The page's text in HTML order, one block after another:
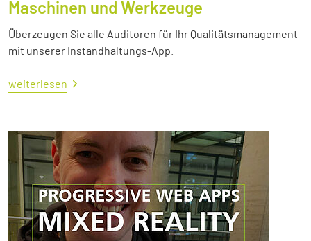
Maschinen und Werkzeuge
Überzeugen Sie alle Auditoren für Ihr Qualitätsmanagement
mit unserer Instandhaltungs-App.
weiterlesen